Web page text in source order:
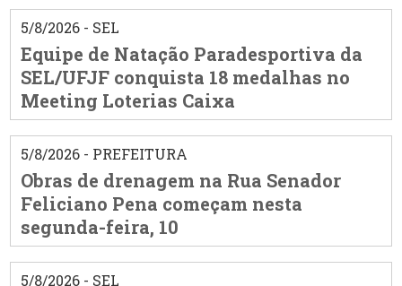
5/8/2026 - SEL
Equipe de Natação Paradesportiva da
SEL/UFJF conquista 18 medalhas no
Meeting Loterias Caixa
5/8/2026 - PREFEITURA
Obras de drenagem na Rua Senador
Feliciano Pena começam nesta
segunda-feira, 10
5/8/2026 - SEL